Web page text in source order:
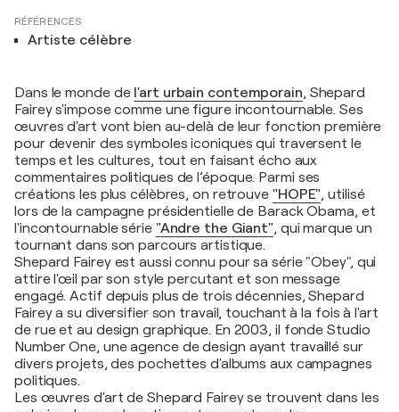
RÉFÉRENCES
Artiste célèbre
Dans le monde de l'art urbain contemporain, Shepard
Fairey s'impose comme une figure incontournable. Ses
œuvres d'art vont bien au-delà de leur fonction première
pour devenir des symboles iconiques qui traversent le
temps et les cultures, tout en faisant écho aux
commentaires politiques de l’époque. Parmi ses
créations les plus célèbres, on retrouve "HOPE", utilisé
lors de la campagne présidentielle de Barack Obama, et
l'incontournable série "Andre the Giant", qui marque un
tournant dans son parcours artistique.
Shepard Fairey est aussi connu pour sa série "Obey", qui
attire l'œil par son style percutant et son message
engagé. Actif depuis plus de trois décennies, Shepard
Fairey a su diversifier son travail, touchant à la fois à l'art
de rue et au design graphique. En 2003, il fonde Studio
Number One, une agence de design ayant travaillé sur
divers projets, des pochettes d'albums aux campagnes
politiques.
Les œuvres d'art de Shepard Fairey se trouvent dans les